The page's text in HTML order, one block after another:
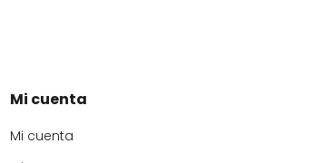
Mi cuenta
Mi cuenta